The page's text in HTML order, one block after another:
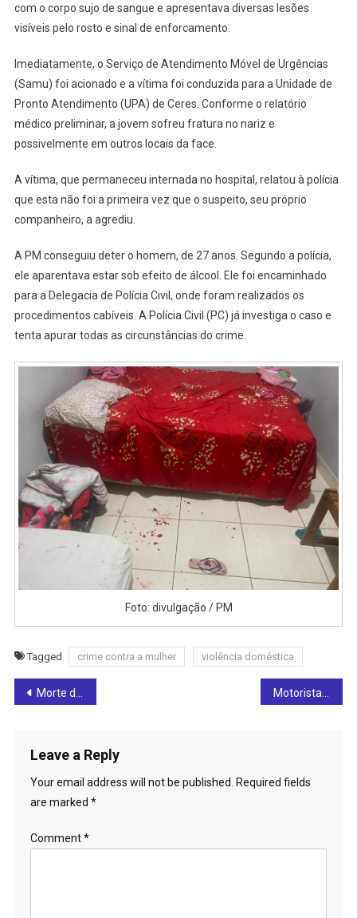
com o corpo sujo de sangue e apresentava diversas lesões
visíveis pelo rosto e sinal de enforcamento.
Imediatamente, o Serviço de Atendimento Móvel de Urgências
(Samu) foi acionado e a vítima foi conduzida para a Unidade de
Pronto Atendimento (UPA) de Ceres. Conforme o relatório
médico preliminar, a jovem sofreu fratura no nariz e
possivelmente em outros locais da face.
A vítima, que permaneceu internada no hospital, relatou à polícia
que esta não foi a primeira vez que o suspeito, seu próprio
companheiro, a agrediu.
A PM conseguiu deter o homem, de 27 anos. Segundo a polícia,
ele aparentava estar sob efeito de álcool. Ele foi encaminhado
para a Delegacia de Polícia Civil, onde foram realizados os
procedimentos cabíveis. A Polícia Civil (PC) já investiga o caso e
tenta apurar todas as circunstâncias do crime.
Foto: divulgação / PM
Tagged crime contra a mulher violência doméstica
Post
Morte de estudante de medicina de Goianésia causa comoção Motorista morre após ser arremessado de carro durante capotamento na BR-153
Leave a Reply
Your email address will not be published. Required fields
are marked *
Comment*